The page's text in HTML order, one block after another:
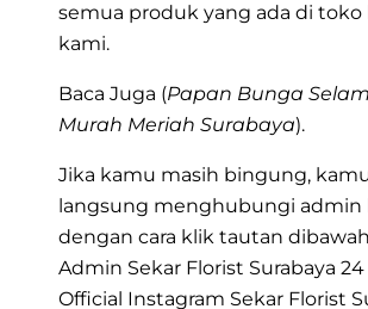
semua produk yang ada di toko
kami.
Baca Juga (Papan Bunga
Murah Meriah Surabaya).
Jika kamu masih bingung,
langsung menghubungi admin
dengan cara klik tautan
Admin Sekar Florist Surabaya 24
Official Instagram Sekar Florist